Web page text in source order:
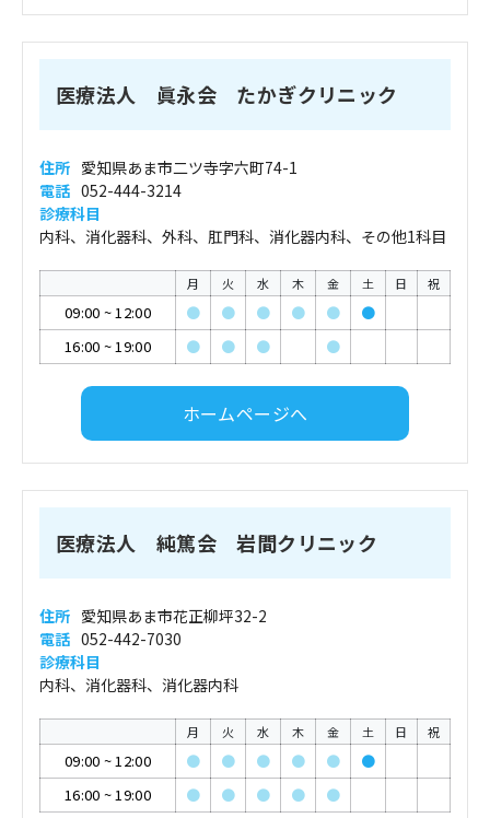
医療法人 眞永会 たかぎクリニック
住所 愛知県あま市二ツ寺字六町74-1
電話 052-444-3214
診療科目
内科、消化器科、外科、肛門科、消化器内科、その他1科目
月 火 水 木 金 土 日 祝
09:00 ~12:00 ● ● ● ● ●
●
16:00 ~19:00 ● ● ● ●
ホームページへ
医療法人 純篤会 岩間クリニック
住所 愛知県あま市花正柳坪32-2
電話 052-442-7030
診療科目
内科、消化器科、消化器内科
月 火 水 木 金 土 日 祝
09:00 ~12:00 ● ● ● ● ●
●
16:00 ~19:00 ● ● ● ● ●